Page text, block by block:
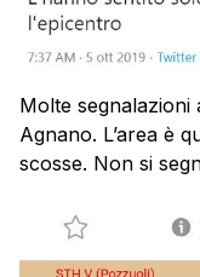
Molte segnalazioni
Agnano. L’area è
scosse. Non si